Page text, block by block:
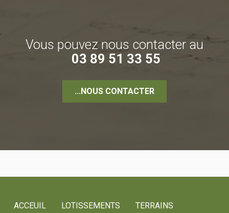
Vous pouvez nous contacter au
03 89 51 33 55
...NOUS CONTACTER
ACCEUIL LOTISSEMENTS TERRAINS